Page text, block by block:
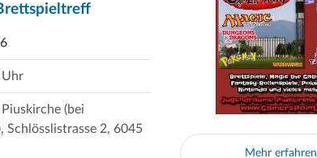
Uhr
(bei
Schlösslistrasse 2, 6045
Mehr erfahren